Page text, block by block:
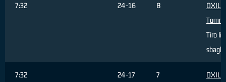
7:32 24-16 8
OXILIA
Tiro
7:32 24-17 7
OXILIA